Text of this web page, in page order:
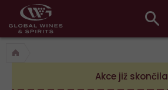
Hlavní
menu,
košík,
vyhledávání,Akce již skončila